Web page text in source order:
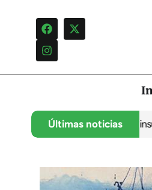
Últimas noticias
una campaña de insultos por